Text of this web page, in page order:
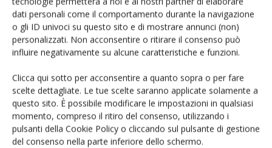
dati personali come il comportamento durante la navigazione
o gli ID univoci su questo sito e di mostrare annunci (non)
personalizzati. Non acconsentire o ritirare il consenso può
influire negativamente su alcune caratteristiche e funzioni.
Clicca qui sotto per acconsentire a quanto sopra o per fare
scelte dettagliate. Le tue scelte saranno applicate solamente a
questo sito. È possibile modificare le impostazioni in qualsiasi
momento, compreso il ritiro del consenso, utilizzando i
pulsanti della Cookie Policy o cliccando sul pulsante di gestione
del consenso nella parte inferiore dello schermo.